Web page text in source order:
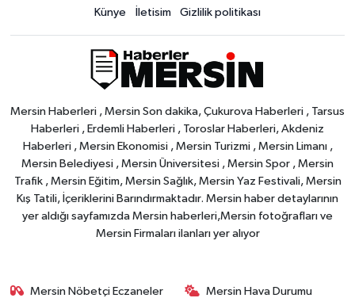
Künye İletisim Gizlilik politikası
Mersin Haberleri , Mersin Son dakika, Çukurova Haberleri , Tarsus
Haberleri , Erdemli Haberleri , Toroslar Haberleri, Akdeniz
Haberleri , Mersin Ekonomisi , Mersin Turizmi , Mersin Limanı ,
Mersin Belediyesi , Mersin Üniversitesi , Mersin Spor , Mersin
Trafik , Mersin Eğitim, Mersin Sağlık, Mersin Yaz Festivali, Mersin
Kış Tatili, İçeriklerini Barındırmaktadır. Mersin haber detaylarının
yer aldığı sayfamızda Mersin haberleri,Mersin fotoğrafları ve
Mersin Firmaları ilanları yer alıyor
Mersin Nöbetçi Eczaneler Mersin Hava Durumu